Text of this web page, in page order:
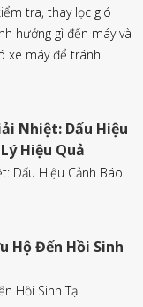
tra, thay lọc gió
hưởng gì đến máy và
xe máy để tránh
Nhiệt: Dấu Hiệu
Hiệu Quả
Dấu Hiệu Cảnh Báo
Hộ Đến Hồi Sinh
Hồi Sinh Tại